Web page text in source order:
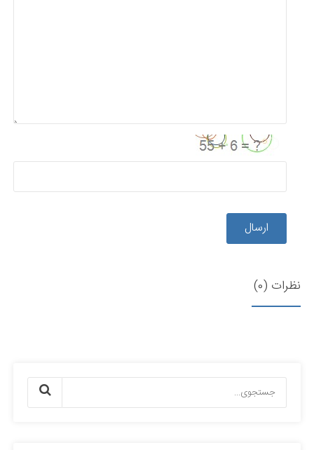
ارسال
نظرات (0)